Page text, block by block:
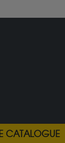
CATALOGUE